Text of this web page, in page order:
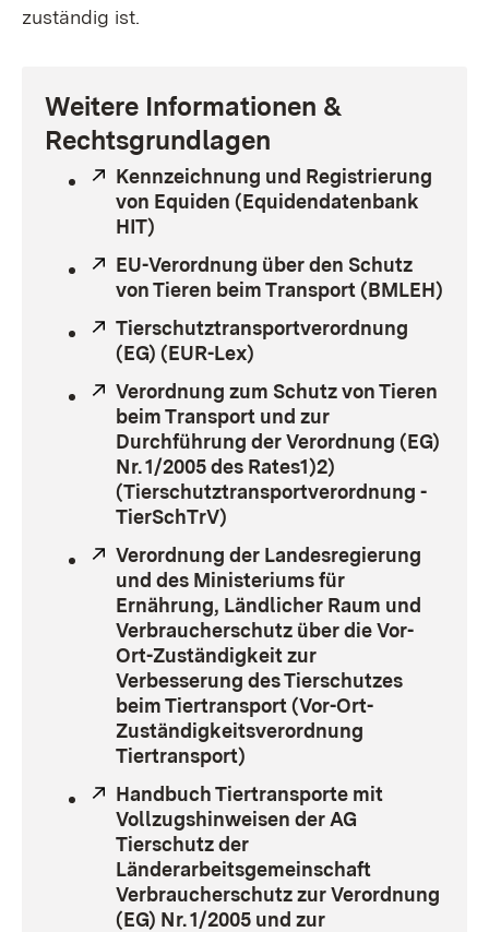
zuständig ist.
Weitere Informationen &
Rechtsgrundlagen
Extern:
Kennzeichnung und Registrierung
von Equiden (Equidendatenbank
HIT)
Extern:
EU-Verordnung über den Schutz
von Tieren beim Transport (BMLEH)
Extern:
Tierschutztransportverordnung
(EG) (EUR-Lex)
Extern:
Verordnung zum Schutz von Tieren
beim Transport und zur
Durchführung der Verordnung (EG)
Nr. 1/2005 des Rates1)2)
(Tierschutztransportverordnung -
TierSchTrV)
Extern:
Verordnung der Landesregierung
und des Ministeriums für
Ernährung, Ländlicher Raum und
Verbraucherschutz über die Vor-
Ort-Zuständigkeit zur
Verbesserung des Tierschutzes
beim Tiertransport (Vor-Ort-
Zuständigkeitsverordnung
Tiertransport)
Extern:
Handbuch Tiertransporte mit
Vollzugshinweisen der AG
Tierschutz der
Länderarbeitsgemeinschaft
Verbraucherschutz zur Verordnung
(EG) Nr. 1/2005 und zur